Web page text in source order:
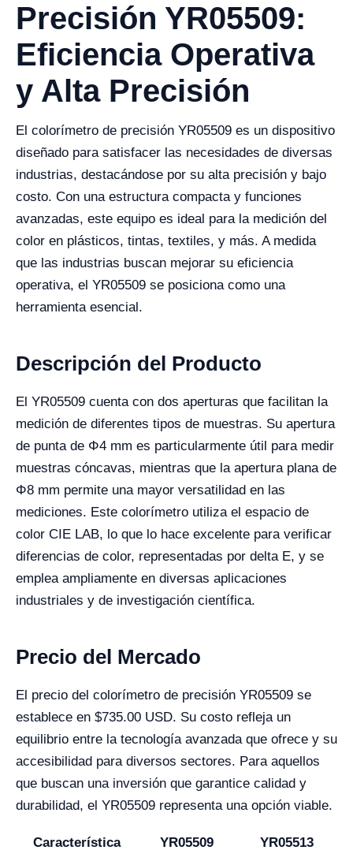
Precisión YR05509:
Eficiencia Operativa
y Alta Precisión
El colorímetro de precisión YR05509 es un dispositivo
diseñado para satisfacer las necesidades de diversas
industrias, destacándose por su alta precisión y bajo
costo. Con una estructura compacta y funciones
avanzadas, este equipo es ideal para la medición del
color en plásticos, tintas, textiles, y más. A medida
que las industrias buscan mejorar su eficiencia
operativa, el YR05509 se posiciona como una
herramienta esencial.
Descripción del Producto
El YR05509 cuenta con dos aperturas que facilitan la
medición de diferentes tipos de muestras. Su apertura
de punta de Φ4 mm es particularmente útil para medir
muestras cóncavas, mientras que la apertura plana de
Φ8 mm permite una mayor versatilidad en las
mediciones. Este colorímetro utiliza el espacio de
color CIE LAB, lo que lo hace excelente para verificar
diferencias de color, representadas por delta E, y se
emplea ampliamente en diversas aplicaciones
industriales y de investigación científica.
Precio del Mercado
El precio del colorímetro de precisión YR05509 se
establece en $735.00 USD. Su costo refleja un
equilibrio entre la tecnología avanzada que ofrece y su
accesibilidad para diversos sectores. Para aquellos
que buscan una inversión que garantice calidad y
durabilidad, el YR05509 representa una opción viable.
Característica YR05509 YR05513